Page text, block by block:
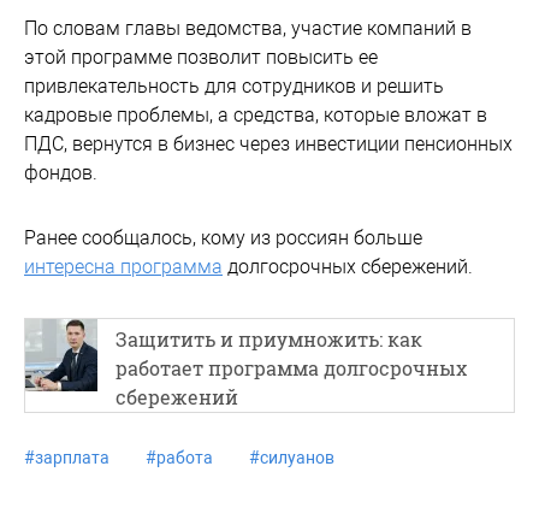
По словам главы ведомства, участие компаний в
этой программе позволит повысить ее
привлекательность для сотрудников и решить
кадровые проблемы, а средства, которые вложат в
ПДС, вернутся в бизнес через инвестиции пенсионных
фондов.
Ранее сообщалось, кому из россиян больше
интересна программа долгосрочных сбережений.
Защитить и приумножить: как
работает программа долгосрочных
сбережений
#зарплата #работа #силуанов